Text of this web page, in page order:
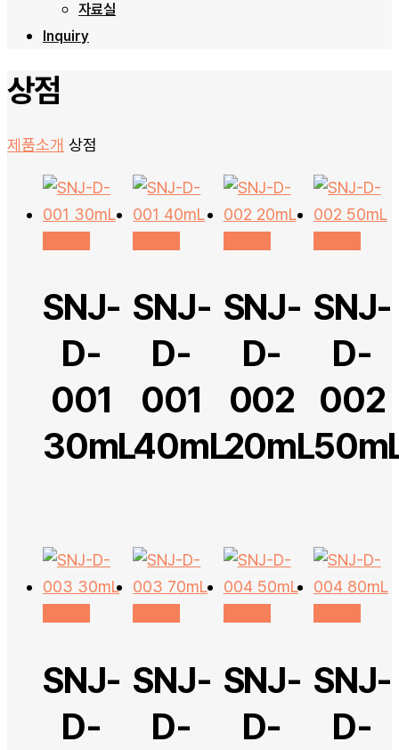
자료실
Inquiry
상점
제품소개 상점
SNJ-
D-
001
30mL
SNJ-
D-
001
40mL
SNJ-
D-
002
20mL
SNJ-
D-
002
SNJ-
D-
SNJ-
D-
SNJ-
D-
SNJ-
D-